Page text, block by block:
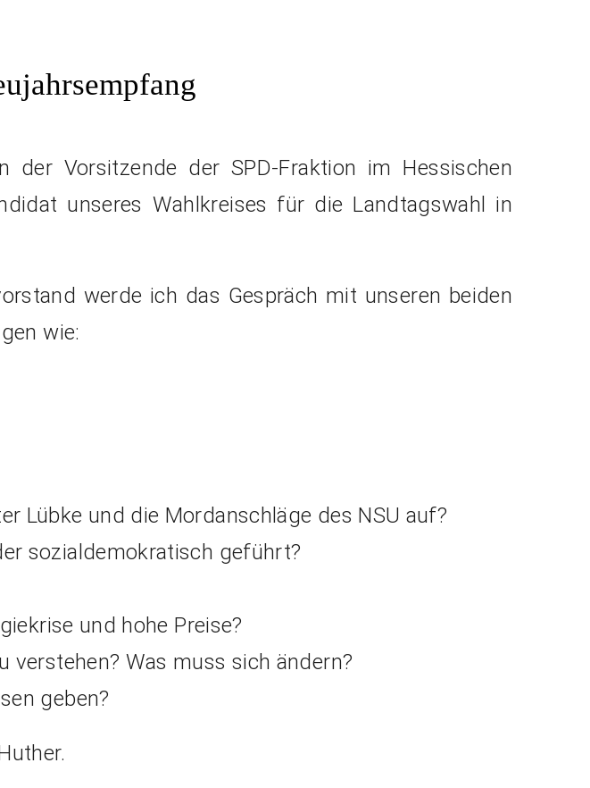
Vorsitzende der SPD-Fraktion im Hessischen
unseres Wahlkreises für die Landtagswahl in
werde ich das Gespräch mit unseren beiden
wie:
Lübke und die Mordanschläge des NSU auf?
sozialdemokratisch geführt?
und hohe Preise?
verstehen? Was muss sich ändern?
geben?